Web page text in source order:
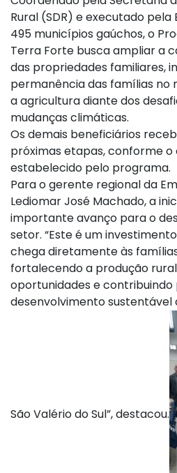
Rural (SDR) e executado
495 municípios gaúchos, o
Terra Forte busca ampliar a
das propriedades familiares,
permanência das famílias
a agricultura diante dos
mudanças climáticas.
Os demais beneficiários
próximas etapas, conforme
estabelecido pelo programa.
Para o gerente regional da
Lediomar José Machado, a
importante avanço para o
setor. “Este é um
chega diretamente às
fortalecendo a produção
oportunidades e contribuindo
desenvolvimento sustentável
São Valério do Sul”, destacou.